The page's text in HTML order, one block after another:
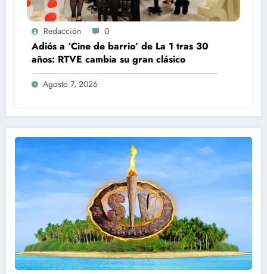
Redacción 0
Adiós a ‘Cine de barrio’ de La 1 tras 30
años: RTVE cambia su gran clásico
Agosto 7, 2026